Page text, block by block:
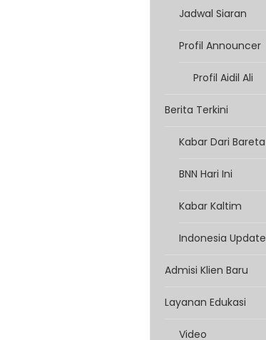
Jadwal Siaran
Profil Announcer
Profil Aidil Ali
Berita Terkini
Kabar Dari Bareta
BNN Hari Ini
Kabar Kaltim
Indonesia Update
Admisi Klien Baru
Layanan Edukasi
Video